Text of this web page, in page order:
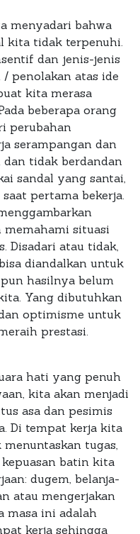
menyadari bahwa
kita tidak terpenuhi.
dan jenis-jenis
penolakan atas ide
kita merasa
beberapa orang
perubahan
serampangan dan
dan tidak berdandan
sandal yang santai,
pertama bekerja.
situasi
Disadari atau tidak,
diandalkan untuk
hasilnya belum
Yang dibutuhkan
optimisme untuk
prestasi.
hati yang penuh
kita akan menjadi
asa dan pesimis
Di tempat kerja kita
tugas,
batin kita
dugem, belanja-
atau mengerjakan
masa ini adalah
kerja sehingga